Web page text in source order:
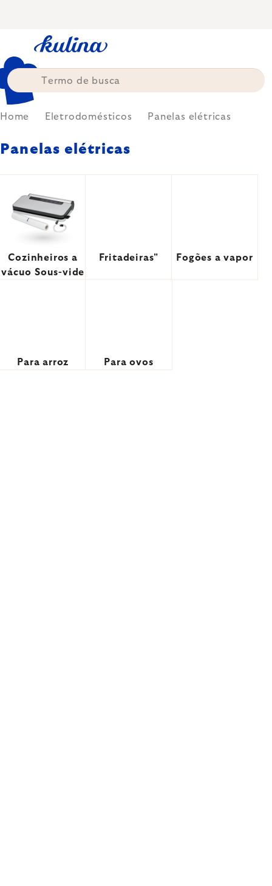
Home Eletrodomésticos Panelas elétricas
Panelas elétricas
Cozinheiros a
vácuo Sous-vide
Fritadeiras" Fogões a vapor
Para arroz Para ovos